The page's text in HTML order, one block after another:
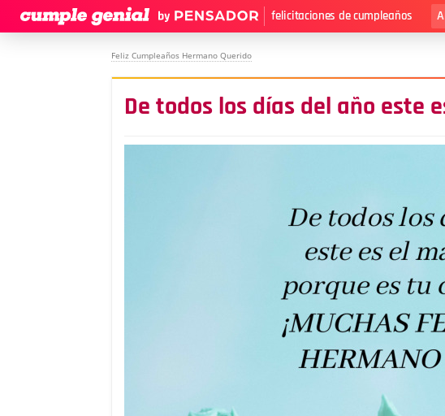
felicitaciones de cumpleaños
Feliz Cumpleaños Hermano Querido
De todos los días del año este